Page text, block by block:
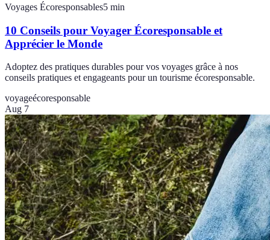
Voyages Écoresponsables5 min
10 Conseils pour Voyager Écoresponsable et
Apprécier le Monde
Adoptez des pratiques durables pour vos voyages grâce à nos
conseils pratiques et engageants pour un tourisme écoresponsable.
voyageécoresponsable
Aug 7